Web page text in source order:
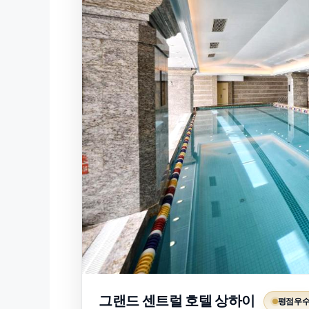
그랜드 센트럴 호텔 상하이 평점우